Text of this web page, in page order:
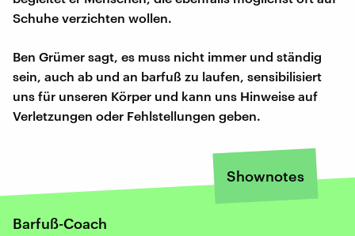
Schuhe verzichten wollen.
Ben Grümer sagt, es muss nicht immer und ständig
sein, auch ab und an barfuß zu laufen, sensibilisiert
uns für unseren Körper und kann uns Hinweise auf
Verletzungen oder Fehlstellungen geben.
Shownotes
Barfuß-Coach